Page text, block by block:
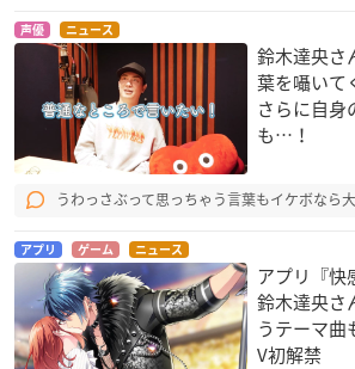
声優 ニュース
鈴木達央さ
葉を囁いて
さらに自身
も…！
うわっさぶって思っちゃう言葉もイケボなら
アプリ ゲーム ニュース
アプリ『快
鈴木達央さ
うテーマ曲
V初解禁